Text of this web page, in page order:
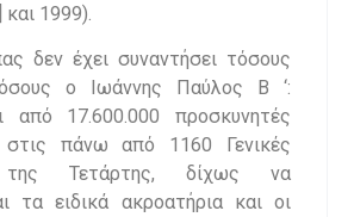
1999).
δεν έχει συναντήσει τόσους
ο Ιωάννης Παύλος Β ‘:
από 17.600.000 προσκυνητές
στις πάνω από 1160 Γενικές
της Τετάρτης, δίχως να
τα ειδικά ακροατήρια και οι